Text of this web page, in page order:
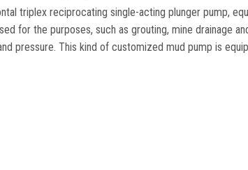
triplex reciprocating single-acting plunger pump,
for the purposes,such as grouting,mine drainage
pressure.This kind of customized mud pump is